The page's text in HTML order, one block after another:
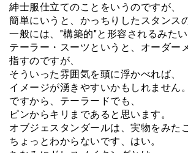
紳士服仕立てのことをいうのですが、
簡単にいうと、かっちりしたスタンス
一般には、"構築的"と形容されるみたい
テーラー・スーツというと、オーダー
指すのですが、
そういった雰囲気を頭に浮かべれば、
イメージが湧きやすいかもしれません。
ですから、テーラードでも、
ピンからキリまであると思います。
オブジェスタンダールは、実物をみた
ちょっとわからないです、はい。